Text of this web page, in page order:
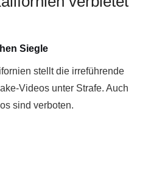
Siegle
stellt die irreführende
Videos unter Strafe. Auch
sind verboten.